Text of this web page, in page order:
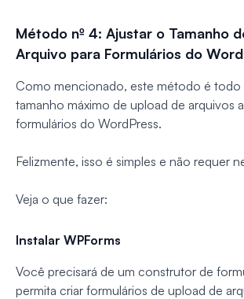
Método nº 4: Ajustar o Tamanho
Arquivo para Formulários do
Como mencionado, este método é todo
tamanho máximo de upload de arquivos
formulários do WordPress.
Felizmente, isso é simples e não requer
Veja o que fazer:
Instalar WPForms
Você precisará de um construtor de
permita criar formulários de upload de